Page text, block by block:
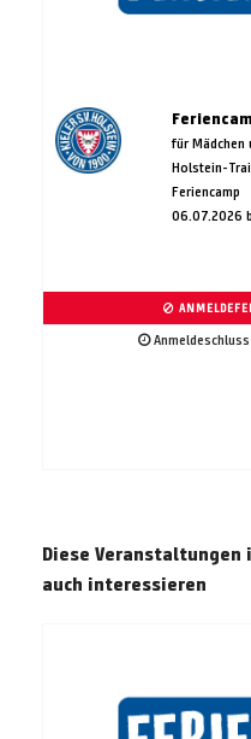
für Mädchen
Holstein-
Feriencamp
06.07.2026
Diese Veranstaltungen
auch interessieren